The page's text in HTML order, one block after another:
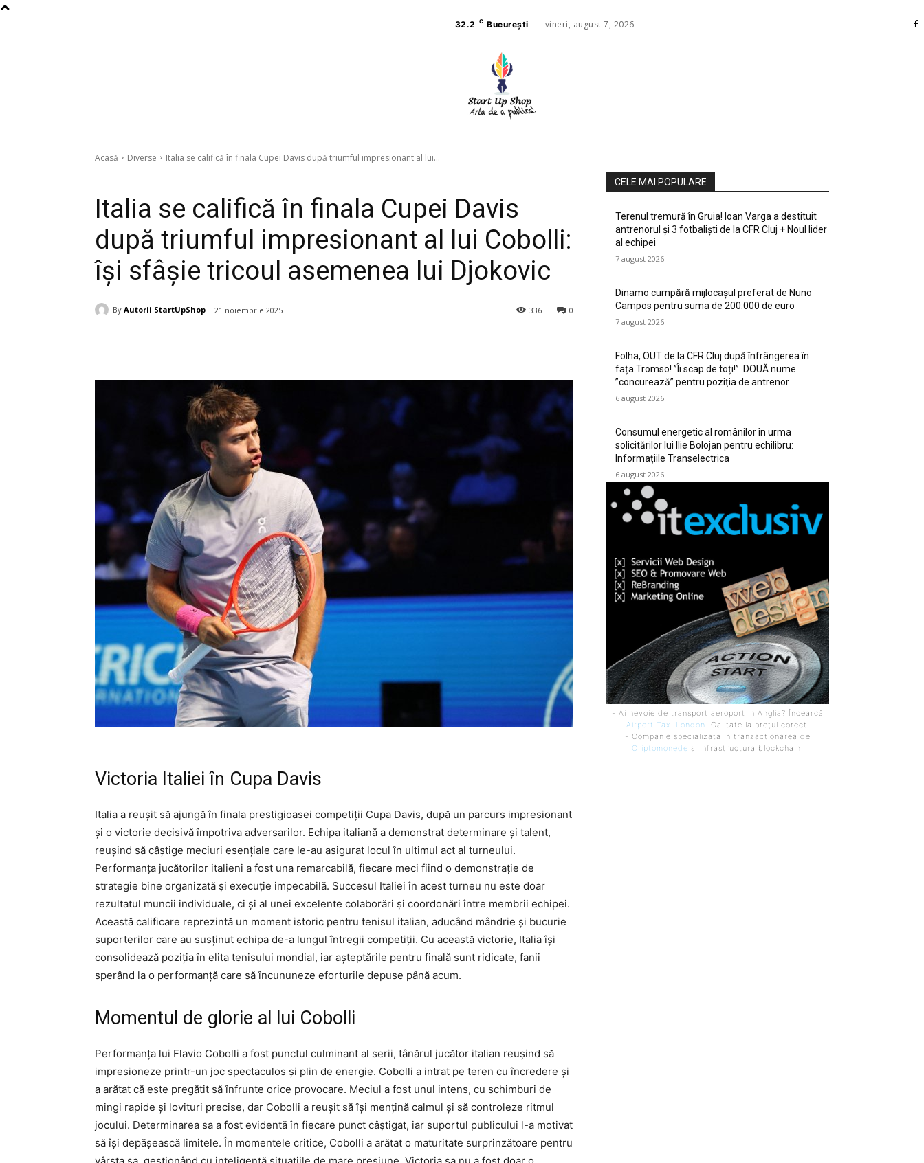
32.2 C București vineri, august 7, 2026
Acasă Diverse Italia se califică în finala Cupei Davis după triumful impresionant al lui...
Italia se califică în finala Cupei Davis
după triumful impresionant al lui Cobolli:
își sfâșie tricoul asemenea lui Djokovic
By Autorii StartUpShop 21 noiembrie 2025 0
336
Victoria Italiei în Cupa Davis
Italia a reușit să ajungă în finala prestigioasei competiții Cupa Davis, după un parcurs impresionant
și o victorie decisivă împotriva adversarilor. Echipa italiană a demonstrat determinare și talent,
reușind să câștige meciuri esențiale care le-au asigurat locul în ultimul act al turneului.
Performanța jucătorilor italieni a fost una remarcabilă, fiecare meci fiind o demonstrație de
strategie bine organizată și execuție impecabilă. Succesul Italiei în acest turneu nu este doar
rezultatul muncii individuale, ci și al unei excelente colaborări și coordonări între membrii echipei.
Această calificare reprezintă un moment istoric pentru tenisul italian, aducând mândrie și bucurie
suporterilor care au susținut echipa de-a lungul întregii competiții. Cu această victorie, Italia își
consolidează poziția în elita tenisului mondial, iar așteptările pentru finală sunt ridicate, fanii
sperând la o performanță care să încununeze eforturile depuse până acum.
Momentul de glorie al lui Cobolli
Performanța lui Flavio Cobolli a fost punctul culminant al serii, tânărul jucător italian reușind să
impresioneze printr-un joc spectaculos și plin de energie. Cobolli a intrat pe teren cu încredere și
a arătat că este pregătit să înfrunte orice provocare. Meciul a fost unul intens, cu schimburi de
mingi rapide și lovituri precise, dar Cobolli a reușit să își mențină calmul și să controleze ritmul
jocului. Determinarea sa a fost evidentă în fiecare punct câștigat, iar suportul publicului l-a motivat
să își depășească limitele. În momentele critice, Cobolli a arătat o maturitate surprinzătoare pentru
vârsta sa, gestionând cu inteligență situațiile de mare presiune. Victoria sa nu a fost doar o
CELE MAI POPULARE
Terenul tremură în Gruia! Ioan Varga a destituit
antrenorul și 3 fotbaliști de la CFR Cluj + Noul lider
al echipei
7 august 2026
Dinamo cumpără mijlocașul preferat de Nuno
Campos pentru suma de 200.000 de euro
7 august 2026
Folha, OUT de la CFR Cluj după înfrângerea în
fața Tromso! ”Îi scap de toți!”. DOUĂ nume
”concurează” pentru poziția de antrenor
6 august 2026
Consumul energetic al românilor în urma
solicitărilor lui Ilie Bolojan pentru echilibru:
Informațiile Transelectrica
6 august 2026
- Ai nevoie de transport aeroport in Anglia? Încearcă
Airport Taxi London . Calitate la prețul corect.
- Companie specializata in tranzactionarea de
Criptomonede si infrastructura blockchain.